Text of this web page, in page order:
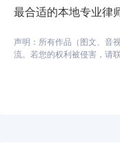
最合适的本地专业律
声明：所有作品（图文、音
流。若您的权利被侵害，请